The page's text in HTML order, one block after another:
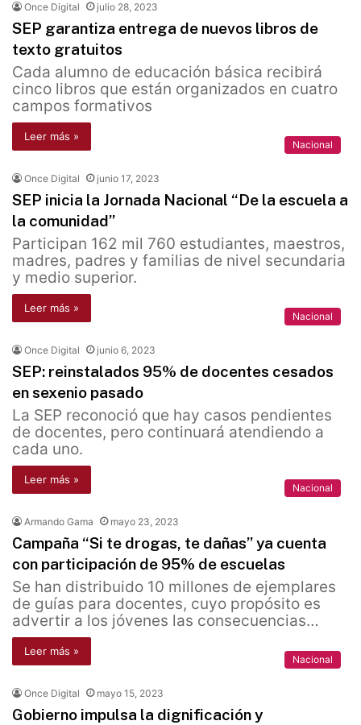
Once Digital julio 28, 2023
SEP garantiza entrega de nuevos libros de
texto gratuitos
Cada alumno de educación básica recibirá
cinco libros que están organizados en cuatro
campos formativos
Leer más »
Nacional
Once Digital junio 17, 2023
SEP inicia la Jornada Nacional “De la escuela a
la comunidad”
Participan 162 mil 760 estudiantes, maestros,
madres, padres y familias de nivel secundaria
y medio superior.
Leer más »
Nacional
Once Digital junio 6, 2023
SEP: reinstalados 95% de docentes cesados
en sexenio pasado
La SEP reconoció que hay casos pendientes
de docentes, pero continuará atendiendo a
cada uno.
Leer más »
Nacional
Armando Gama mayo 23, 2023
Campaña “Si te drogas, te dañas” ya cuenta
con participación de 95% de escuelas
Se han distribuido 10 millones de ejemplares
de guías para docentes, cuyo propósito es
advertir a los jóvenes las consecuencias…
Leer más »
Nacional
Once Digital mayo 15, 2023
Gobierno impulsa la dignificación y